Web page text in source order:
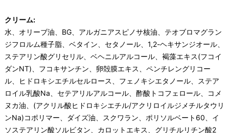
クリーム:
水、オリーブ油、BG、アルガニアスピノサ核油、テオブロマグラン
ジフロルム種子脂、ベタイン、セタノール、1,2-ヘキサンジオール、
ステアリン酸グリセリル、ベヘニルアルコール、褐藻エキス(フコイ
ダンNT)、フコキサンチン、卵殻膜エキス、ペンチレングリコー
ル、ヒドロキシエチルセルロース、フェノキシエタノール、ステア
ロイル乳酸Na、セテアリルアルコール、酢酸トコフェロール、コメ
ヌカ油、(アクリル酸ヒドロキシエチル/アクリロイルジメチルタウリ
ンNa)コポリマー、ダイズ油、スクワラン、ポリソルベート60、イ
ソステアリン酸ソルビタン、カロットエキス、グリチルリチン酸2